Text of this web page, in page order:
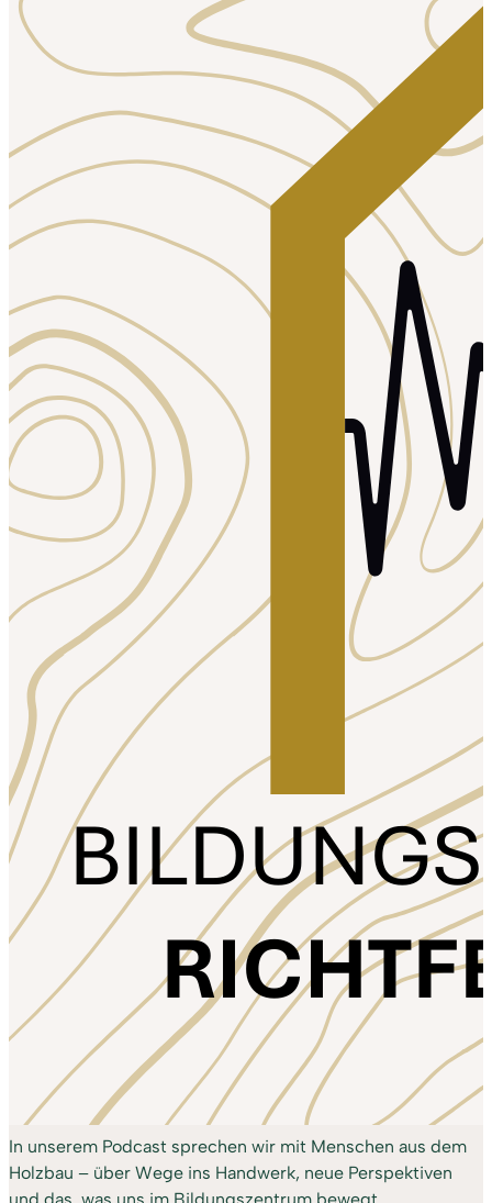
In unserem Podcast sprechen wir mit Menschen aus dem
Holzbau – über Wege ins Handwerk, neue Perspektiven
und das, was uns im Bildungszentrum bewegt.